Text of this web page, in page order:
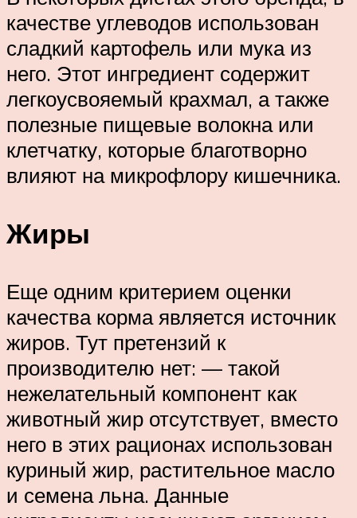
качестве углеводов использован
сладкий картофель или мука из
него. Этот ингредиент содержит
легкоусвояемый крахмал, а также
полезные пищевые волокна или
клетчатку, которые благотворно
влияют на микрофлору кишечника.
Жиры
Еще одним критерием оценки
качества корма является источник
жиров. Тут претензий к
производителю нет: — такой
нежелательный компонент как
животный жир отсутствует, вместо
него в этих рационах использован
куриный жир, растительное масло
и семена льна. Данные